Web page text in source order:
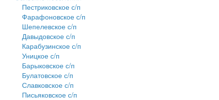
Пестриковское с/п
Фарафоновское с/п
Шепелевское с/п
Давыдовское с/п
Карабузинское с/п
Уницкое с/п
Барыковское с/п
Булатовское с/п
Славковское с/п
Письяковское с/п